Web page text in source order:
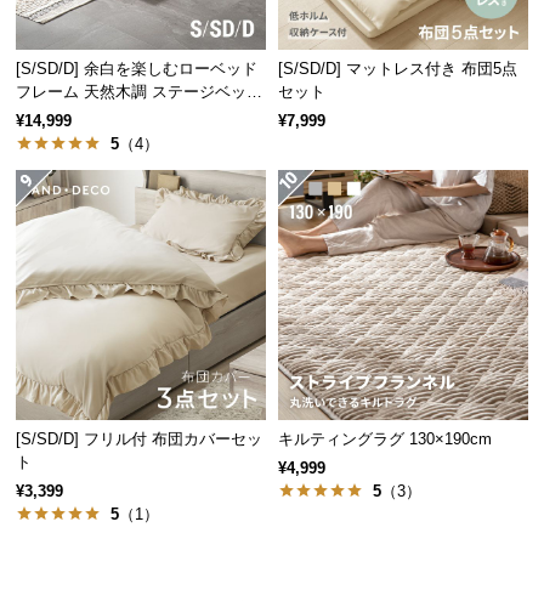
企
業
報
[S/SD/D] 余白を楽しむローベッド
フレーム 天然木調 ステージベッド
ロボット掃除機対応
¥14,999
5 （4）
[S/SD/D] マットレス付き 布団5点
セット
¥7,999
[S/SD/D] フリル付 布団カバーセッ
ト
¥3,399
5 （1）
キルティングラグ 130×190cm
¥4,999
5 （3）